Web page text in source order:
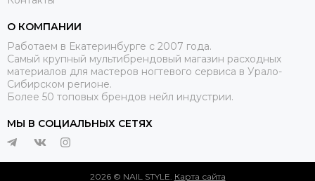
О КОМПАНИИ
Работаем в Екатеринбурге с 2007 года.
Самый крупный мультибрендовый магазин расходных
материалов для мастеров ногтевого сервиса в Урало-
Сибирском регионе.
Более 50 топовых брендов нейл индустрии.
МЫ В СОЦИАЛЬНЫХ СЕТЯХ
2026 © NAIL STYLE. Карта сайта